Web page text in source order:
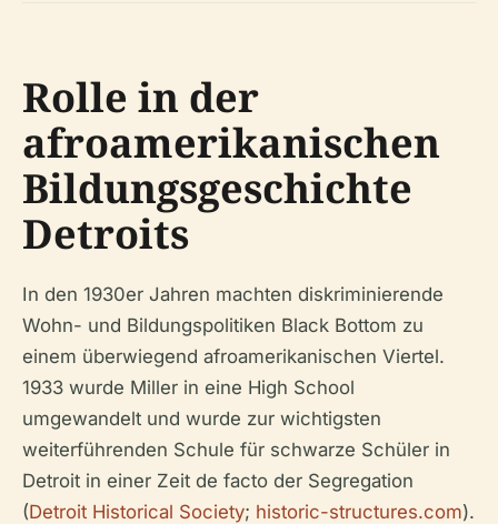
Rolle in der
afroamerikanischen
Bildungsgeschichte
Detroits
In den 1930er Jahren machten diskriminierende
Wohn- und Bildungspolitiken Black Bottom zu
einem überwiegend afroamerikanischen Viertel.
1933 wurde Miller in eine High School
umgewandelt und wurde zur wichtigsten
weiterführenden Schule für schwarze Schüler in
Detroit in einer Zeit de facto der Segregation
(Detroit Historical Society; historic-structures.com).